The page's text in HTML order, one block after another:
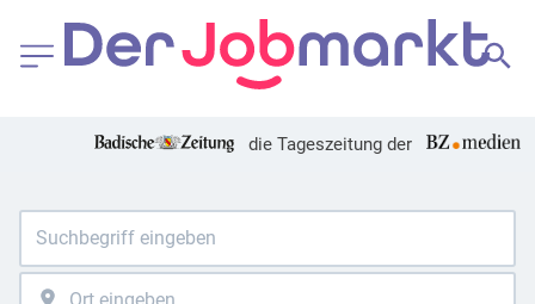
die Tageszeitung der